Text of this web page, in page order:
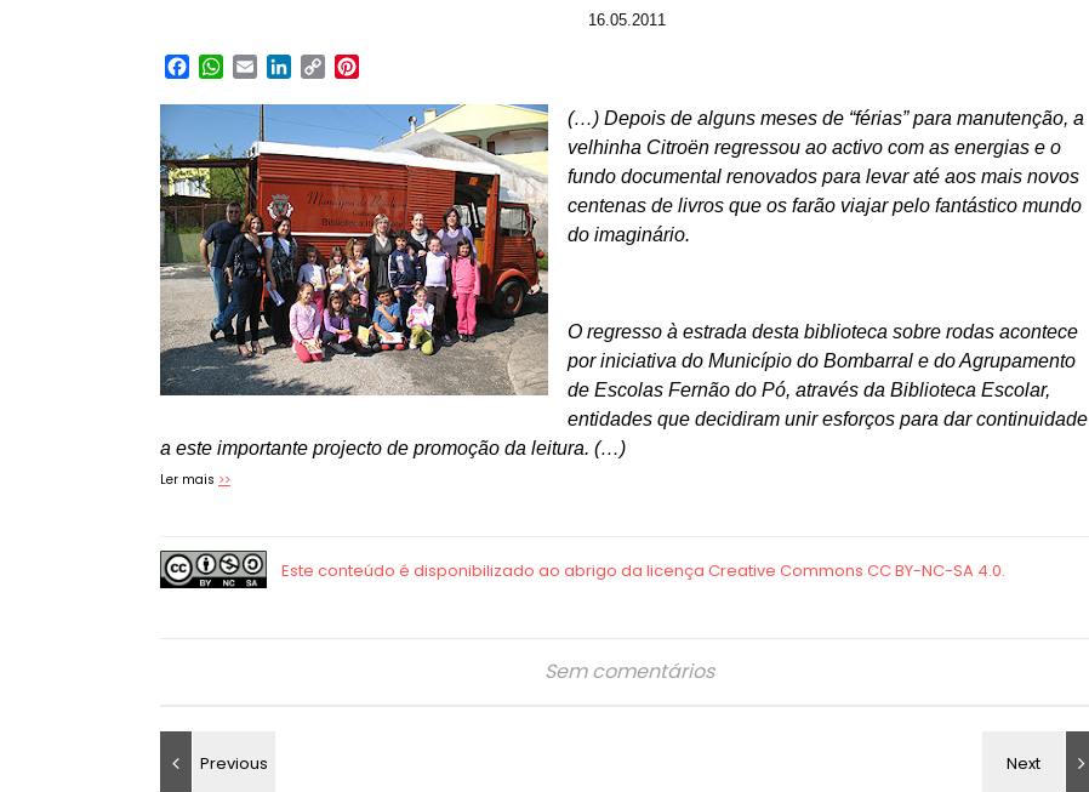
16.05.2011
Facebook
WhatsApp
EmailLinkedIn
Copy
(…) Depois de alguns meses de “férias” para manutenção, a
velhinha Citroën regressou ao activo com as energias e o
fundo documental renovados para levar até aos mais novos
centenas de livros que os farão viajar pelo fantástico mundo
do imaginário.
O regresso à estrada desta biblioteca sobre rodas acontece
por iniciativa do Município do Bombarral e do Agrupamento
de Escolas Fernão do Pó, através da Biblioteca Escolar,
entidades que decidiram unir esforços para dar continuidade
a este importante projecto de promoção da leitura. (…)
Ler mais >>
Sem comentários